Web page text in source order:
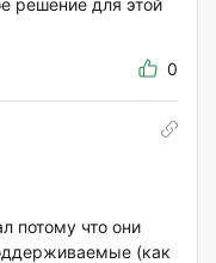
0
потому что они
(как